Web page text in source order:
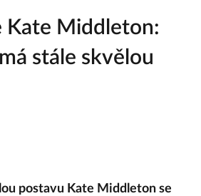
Kate Middleton:
stále skvělou
postavu Kate Middleton se